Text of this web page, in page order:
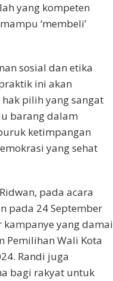
yang kompeten
‘membeli’
sosial dan etika
ini akan
pilih yang sangat
barang dalam
ketimpangan
yang sehat
pada acara
pada 24 September
kampanye yang damai
Wali Kota
Randi juga
bagi rakyat untuk